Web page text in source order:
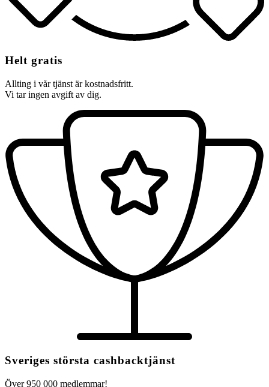
Helt gratis
Allting i vår tjänst är kostnadsfritt.
Vi tar ingen avgift av dig.
Sveriges största cashbacktjänst
Över 950 000 medlemmar!